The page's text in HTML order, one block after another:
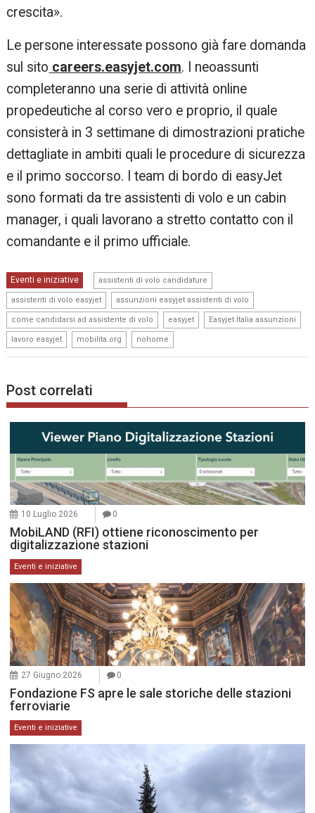
crescita».
Le persone interessate possono già fare domanda
sul sito careers.easyjet.com. I neoassunti
completeranno una serie di attività online
propedeutiche al corso vero e proprio, il quale
consisterà in 3 settimane di dimostrazioni pratiche
dettagliate in ambiti quali le procedure di sicurezza
e il primo soccorso. I team di bordo di easyJet
sono formati da tre assistenti di volo e un cabin
manager, i quali lavorano a stretto contatto con il
comandante e il primo ufficiale.
Eventi e iniziative assistenti di volo candidature
assistenti di volo easyjet assunzioni easyjet assistenti di volo
come candidarsi ad assistente di volo easyjet Easyjet Italia assunzioni
lavoro easyjet mobilita.org nohome
Post correlati
10 Luglio 2026 0
MobiLAND (RFI) ottiene riconoscimento per
digitalizzazione stazioni
Eventi e iniziative
27 Giugno 2026 0
Fondazione FS apre le sale storiche delle stazioni
ferroviarie
Eventi e iniziative